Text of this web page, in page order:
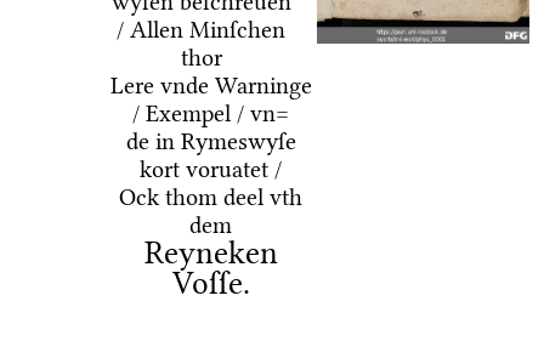
/ Allen Minſchen
thor
Lere vnde Warninge
/ Exempel / vn=
de in Rymeswyſe
kort voruatet /
Ock thom deel vth
dem
Reyneken
Voſſe.